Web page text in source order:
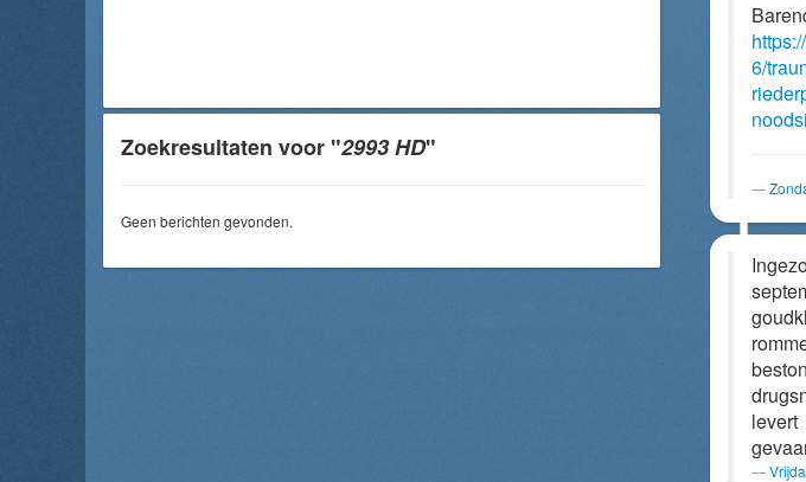
Zoekresultaten voor "2993 HD"
Geen berichten gevonden.
6/